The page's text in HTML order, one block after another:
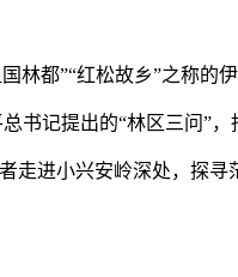
都”“红松故乡”之称的伊
记提出的“林区三问”，
进小兴安岭深处，探寻